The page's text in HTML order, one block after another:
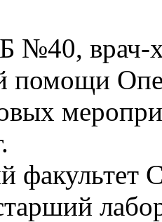
врач-
помощи
факультет